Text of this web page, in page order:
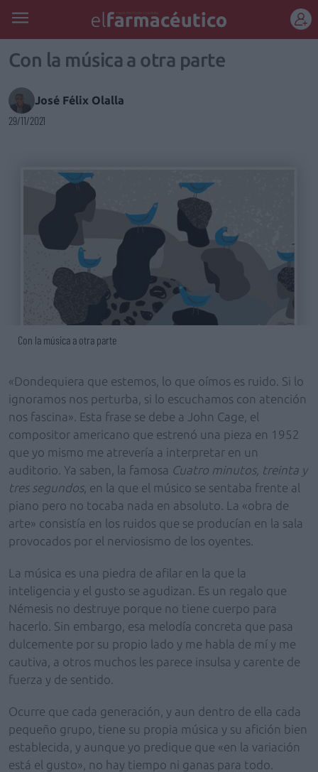
REGÍSTRATE
Con la música a otra parte
José Félix Olalla
29/11/2021
Con la música a otra parte
«Dondequiera que estemos, lo que oímos es ruido. Si lo
ignoramos nos perturba, si lo escuchamos con atención
nos fascina». Esta frase se debe a John Cage, el
compositor americano que estrenó una pieza en 1952
que yo mismo me atrevería a interpretar en un
auditorio. Ya saben, la famosa Cuatro minutos, treinta y
tres segundos, en la que el músico se sentaba frente al
piano pero no tocaba nada en absoluto. La «obra de
arte» consistía en los ruidos que se producían en la sala
provocados por el nerviosismo de los oyentes.
La música es una piedra de afilar en la que la
inteligencia y el gusto se agudizan. Es un regalo que
Némesis no destruye porque no tiene cuerpo para
hacerlo. Sin embargo, esa melodía concreta que pasa
dulcemente por su propio lado y me habla de mí y me
cautiva, a otros muchos les parece insulsa y carente de
fuerza y de sentido.
Ocurre que cada generación, y aun dentro de ella cada
pequeño grupo, tiene su propia música y su afición bien
establecida, y aunque yo predique que «en la variación
está el gusto», no hay tiempo ni ganas para todo.